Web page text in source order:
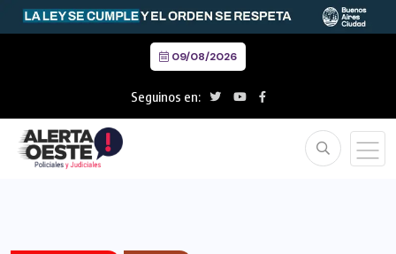
09/08/2026
Seguinos en: